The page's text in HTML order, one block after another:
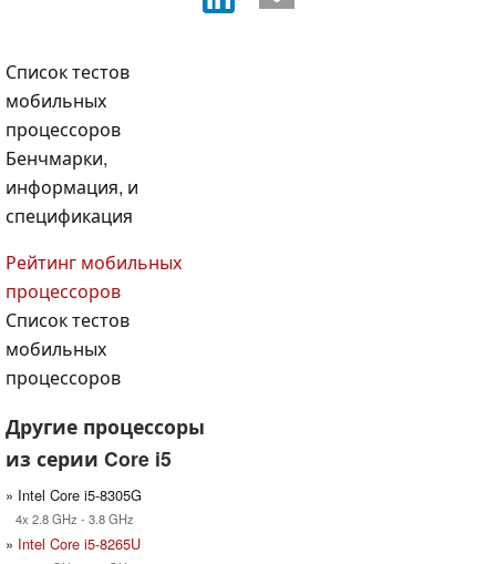
Список тестов
мобильных
процессоров
Бенчмарки,
информация, и
спецификация
Рейтинг мобильных
процессоров
Список тестов
мобильных
процессоров
Другие процессоры
из серии Core i5
» Intel Core i5-8305G
4x 2.8 GHz - 3.8 GHz
» Intel Core i5-8265U